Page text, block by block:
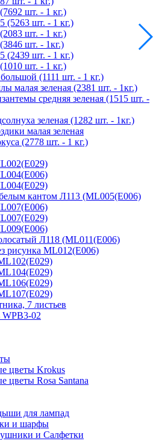
шт. - 1 кг.)
(5263 шт. - 1 кг.)
шт. - 1 кг.)
шт. - 1кг.)
(2439 шт. - 1 кг.)
шт. - 1 кг.)
(1111 шт. - 1 кг.)
малая зеленая (2381 шт. - 1кг.)
средняя зеленая (1515 шт. -
зеленая (1282 шт. - 1кг.)
малая зеленая
(2778 шт. - 1 кг.)
кантом Л113 (ML005(E006)
Л118 (ML011(E006)
рисунка ML012(E006)
7 листьев
WPB3-02
цветы Krokus
цветы Rosa Santana
для лампад
и шарфы
и Салфетки